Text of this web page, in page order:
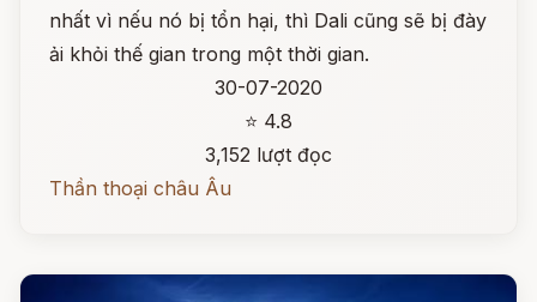
nhất vì nếu nó bị tổn hại, thì Dali cũng sẽ bị đày
ải khỏi thế gian trong một thời gian.
30-07-2020
⭐ 4.8
3,152 lượt đọc
Thần thoại châu Âu